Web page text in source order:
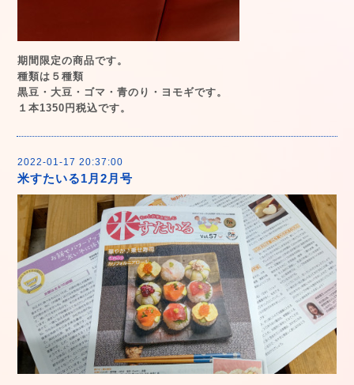
期間限定の商品です。
種類は５種類
黒豆・大豆・ゴマ・青のり・ヨモギです。
１本1350円税込です。
2022-01-17 20:37:00
米すたいる1月2月号